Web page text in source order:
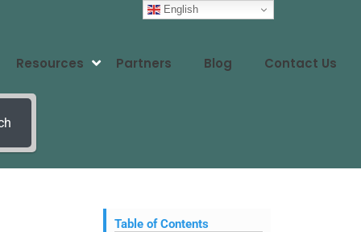
Resources Partners Blog Contact Us
Table of Contents
English